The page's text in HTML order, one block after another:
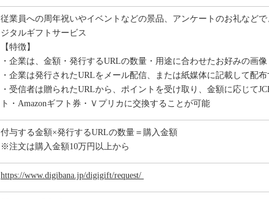
従業員への周年祝いやイベントなどの景品、アンケートのお礼など
ジタルギフトサービス
【特徴】
・企業は、金額・発行するURLの数量・用途に合わせたお好みの画
・企業は発行されたURLをメール配信、または紙媒体に記載して配布
・受信者は贈られたURLから、ポイントを受け取り、金額に応じて
ト・Amazonギフト券・Ｖプリカに交換することが可能
付与する金額×発行するURLの数量＝購入金額
※注文は購入金額10万円以上から
https://www.digibana.jp/digigift/request/